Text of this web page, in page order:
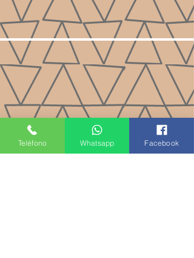
Teléfono Whatsapp Facebook